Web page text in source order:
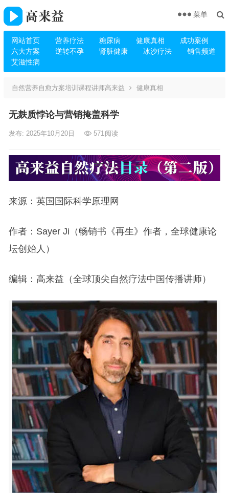
网站首页 营养疗法 糖尿病 健康真相
成功案例
六大方案
逆转不孕 肾脏健康 冰沙疗法
销售频道
艾滋性病
菜单
自然营养自愈方案培训课程讲师高来益 健康真相
无麸质悖论与营销掩盖科学
发布: 2025年10月20日 571阅读
来源：英国国际科学原理网
作者：Sayer Ji（畅销书《再生》作者，全球健康论
坛创始人）
编辑：高来益（全球顶尖自然疗法中国传播讲师）